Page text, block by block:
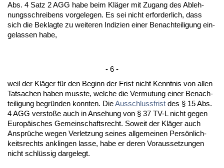
Abs. 4 Satz 2 AGG ha­be beim Kläger mit Zu­gang des Ab­leh­
nungs­schrei­bens vor­ge­le­gen. Es sei nicht er­for­der­lich, dass
sich die Be­klag­te zu wei­te­ren In­di­zi­en ei­ner Be­nach­tei­li­gung ein­
ge­las­sen ha­be,
- 6 -
weil der Kläger für den Be­ginn der Frist nicht Kennt­nis von al­len
Tat­sa­chen ha­ben muss­te, wel­che die Ver­mu­tung ei­ner Be­nach­
tei­li­gung be­gründen konn­ten. DieAus­schluss­frist des § 15 Abs.
4 AGG ver­s­toße auch in An­se­hung von § 37 TV-L nicht ge­gen
Eu­ropäisches Ge­mein­schafts­recht. So­weit der Kläger auch
Ansprüche we­gen Ver­let­zung sei­nes all­ge­mei­nen Persönlich­
keits­rechts an­klin­gen las­se, ha­be er de­ren Vor­aus­set­zun­gen
nicht schlüssig dar­ge­legt.